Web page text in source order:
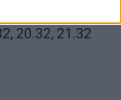
20.32, 21.32